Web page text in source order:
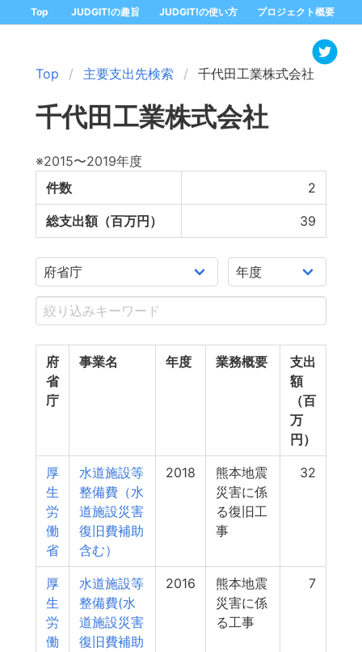
Top JUDGIT!の趣旨 JUDGIT!の使い方 プロジェクト概要
Top 主要支出先検索 千代田工業株式会社
千代田工業株式会社
※2015〜2019年度
件数
2
総支出額（百万円） 39
府
省
庁
事業名 年度 業務概要
支出
額
（百
万
円）
厚
生
労
働
省
水道施設等
整備費（水
道施設災害
復旧費補助
含む）
2018
熊本地震
災害に係
る復旧工
事
32
厚
生
労
働
水道施設等
整備費(水
道施設災害
復旧費補助
2016
熊本地震
災害に係
る工事
7